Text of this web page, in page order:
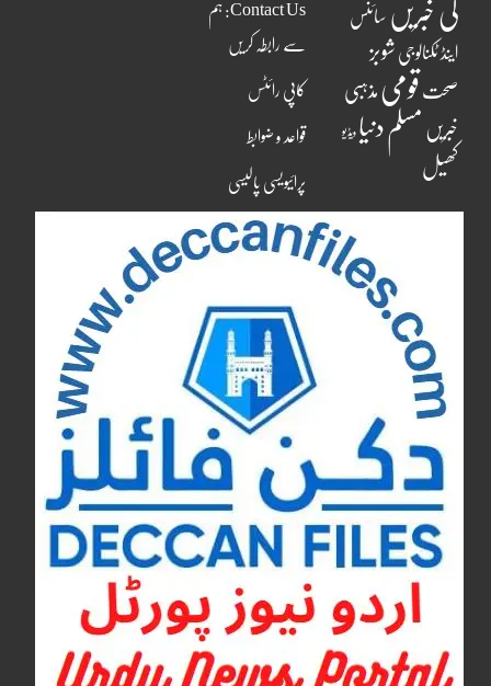
کی خبریں سائنس
اینڈ ٹکنالوجی شوبز
صحت قومی مذہبی
خبریں مسلم دنیا ویڈیو
کھیل
Contact Us: ہم
سے رابطہ کریں
کاپی رائٹس
قواعد و ضوابط
پرائیویسی پالیسی